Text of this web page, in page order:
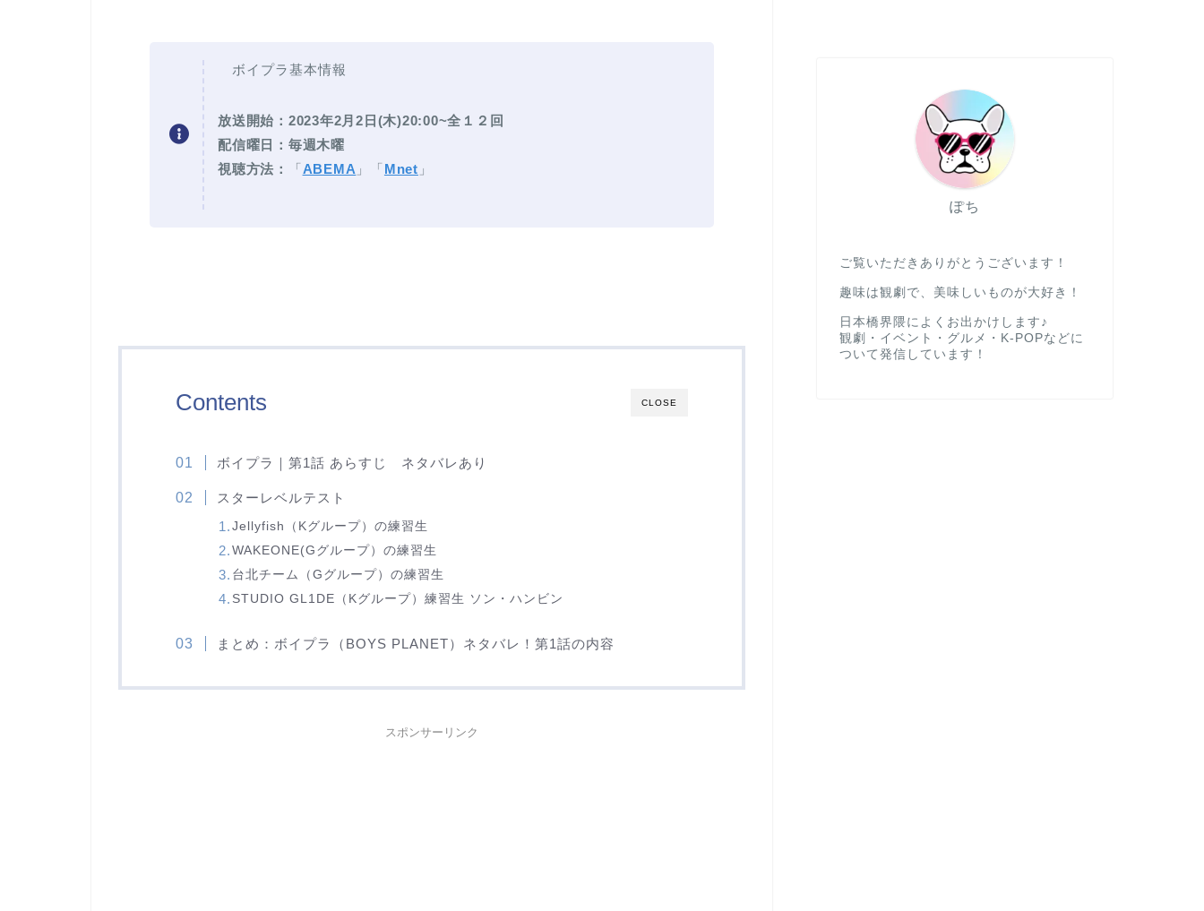
ボイプラ基本情報
放送開始：2023年2月2日(木)20:00~全１２回
配信曜日：毎週木曜
視聴方法：
「ABEMA 」「Mnet 」
CLOSE
Contents
ボイプラ｜第1話 あらすじ ネタバレあり
スターレベルテスト
Jellyfish（Kグループ）の練習生
WAKEONE(Gグループ）の練習生
台北チーム（Gグループ）の練習生
STUDIO GL1DE（Kグループ）練習生 ソン・ハンビン
まとめ：ボイプラ（BOYS PLANET）ネタバレ！第1話の内容
スポンサーリンク
ぽち
ご覧いただきありがとうございます！
趣味は観劇で、美味しいものが大好き！
日本橋界隈によくお出かけします♪
観劇・イベント・グルメ・K-POPなどに
ついて発信しています！